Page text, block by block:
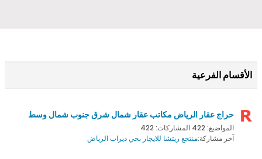
الأقسام الفرعية
حراج عقار الرياض مكاتب عقار شمال شرق جنوب شمال وسط
المواضيع: 422 المشاركات: 422
آخر مشاركة:منتجع ريتشا للايجار بحي ديراب الرياض